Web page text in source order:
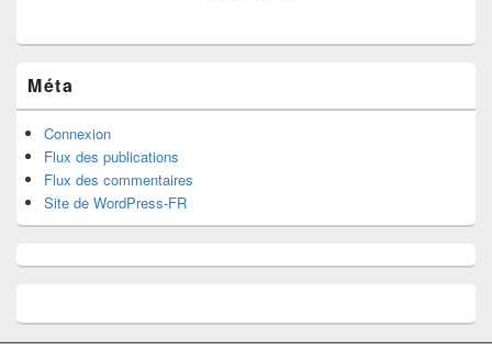
Méta
Connexion
Flux des publications
Flux des commentaires
Site de WordPress-FR